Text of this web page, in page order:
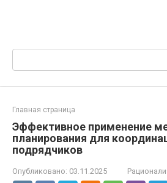
Поиск:
Главная страница
Эффективное применение
планирования для
подрядчиков
Опубликовано: 03.11.2025